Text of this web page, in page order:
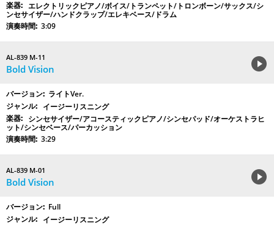
エレクトリックピアノ/ボイス/トランペット/トロンボーン/サックス/シ
ンセサイザー/ハンドクラップ/エレキベース/ドラム
3:09
AL-839 M-11
Bold Vision
ライトVer.
イージーリスニング
シンセサイザー/アコースティックピアノ/シンセパッド/オーケストラヒ
ット/シンセベース/パーカッション
3:29
AL-839 M-01
Bold Vision
Full
イージーリスニング